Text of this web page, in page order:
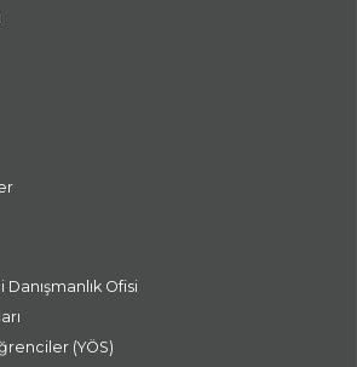
Ofisi
(YÖS)